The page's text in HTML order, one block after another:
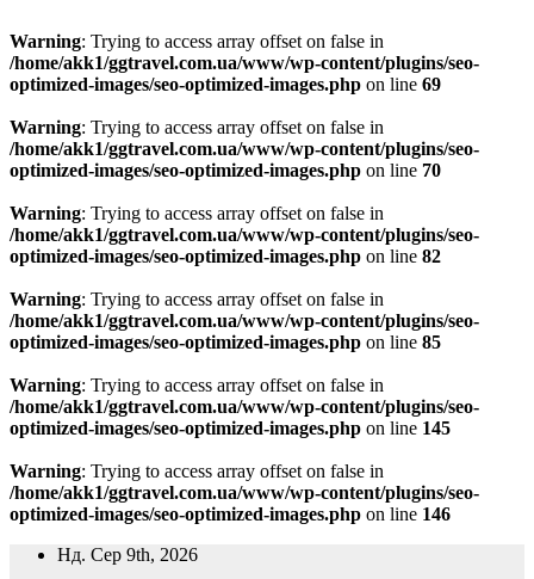
Warning: Trying to access array offset on false in
/home/akk1/ggtravel.com.ua/www/wp-content/plugins/seo-
optimized-images/seo-optimized-images.php on line 69
Warning: Trying to access array offset on false in
/home/akk1/ggtravel.com.ua/www/wp-content/plugins/seo-
optimized-images/seo-optimized-images.php on line 70
Warning: Trying to access array offset on false in
/home/akk1/ggtravel.com.ua/www/wp-content/plugins/seo-
optimized-images/seo-optimized-images.php on line 82
Warning: Trying to access array offset on false in
/home/akk1/ggtravel.com.ua/www/wp-content/plugins/seo-
optimized-images/seo-optimized-images.php on line 85
Warning: Trying to access array offset on false in
/home/akk1/ggtravel.com.ua/www/wp-content/plugins/seo-
optimized-images/seo-optimized-images.php on line 145
Warning: Trying to access array offset on false in
/home/akk1/ggtravel.com.ua/www/wp-content/plugins/seo-
optimized-images/seo-optimized-images.php on line 146
ПерейтиНд. Сер 9th, 2026